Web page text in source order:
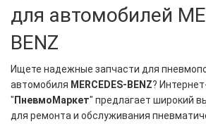
для автомобилей
BENZ
Ищете надежные запчасти для
автомобиля MERСEDES-BENZ?
" ПневмоМаркет" предлагает широкий
для ремонта и обслуживания